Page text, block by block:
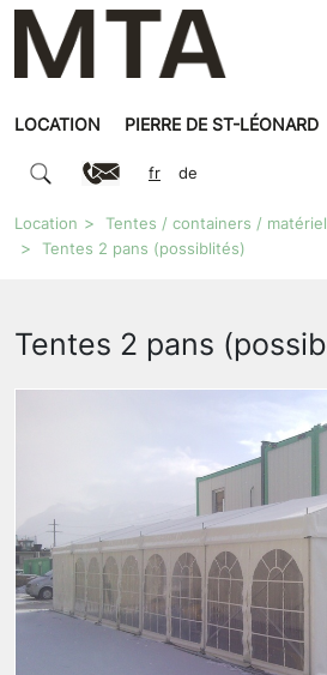
LOCATION PIERRE DE ST-LÉONARD
fr de
Location Tentes / containers /
Tentes 2 pans (possiblités)
Tentes 2 pans